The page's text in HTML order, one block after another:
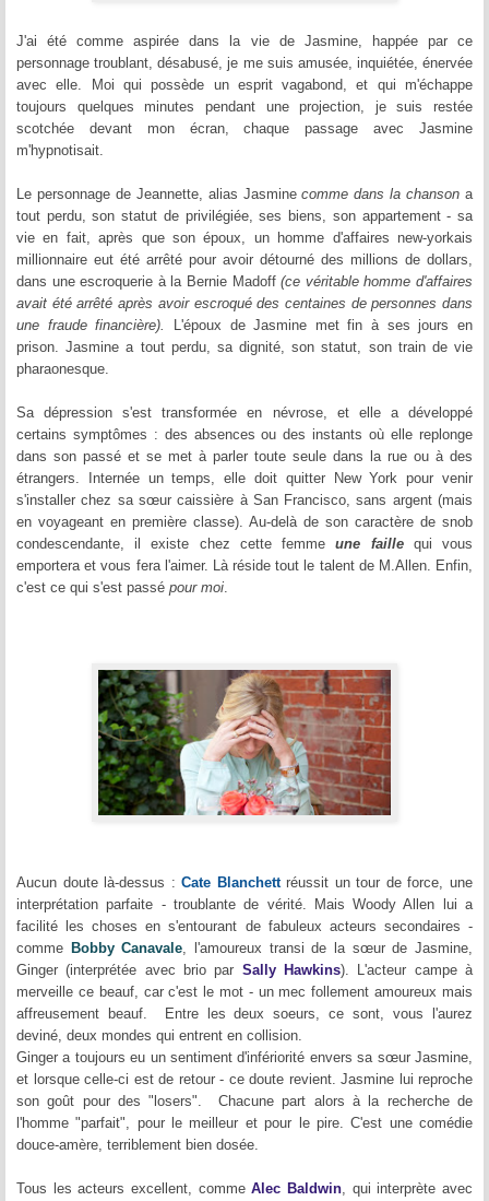
J'ai été comme aspirée dans la vie de Jasmine, happée par ce
personnage troublant, désabusé, je me suis amusée, inquiétée, énervée
avec elle. Moi qui possède un esprit vagabond, et qui m'échappe
toujours quelques minutes pendant une projection, je suis restée
scotchée devant mon écran, chaque passage avec Jasmine
m'hypnotisait.
Le personnage de Jeannette, alias Jasminecomme dans la chanson a
tout perdu, son statut de privilégiée, ses biens, son appartement - sa
vie en fait, après que son époux, un homme d'affaires new-yorkais
millionnaire eut été arrêté pour avoir détourné des millions de dollars,
dans une escroquerie à la Bernie Madoff(ce véritable homme d'affaires
avait été arrêté après avoir escroqué des centaines de personnes dans
une fraude financière).
L'époux de Jasmine met fin à ses jours en
prison. Jasmine a tout perdu, sa dignité, son statut, son train de vie
pharaonesque.
Sa dépression s'est transformée en névrose, et elle a développé
certains symptômes : des absences ou des instants où elle replonge
dans son passé et se met à parler toute seule dans la rue ou à des
étrangers. Internée un temps, elle doit quitter New York pour venir
s'installer chez sa sœur caissière à San Francisco, sans argent (mais
en voyageant en première classe). Au-delà de son caractère de snob
condescendante, il existe chez cette femmeune faille qui vous
emportera et vous fera l'aimer. Là réside tout le talent de M.Allen. Enfin,
c'est ce qui s'est passé pour moi
Aucun doute là-dessus :Cate Blanchettréussit un tour de force, une
interprétation parfaite - troublante de vérité. Mais Woody Allen lui a
facilité les choses en s'entourant de fabuleux acteurs secondaires -
comme Bobby Canavale, l'amoureux transi de la sœur de Jasmine,
Ginger (interprétée avec brio par Sally Hawkins). L'acteur campe à
merveille ce beauf, car c'est le mot - un mec follement amoureux mais
affreusement beauf. Entre les deux soeurs, ce sont, vous l'aurez
deviné, deux mondes qui entrent en collision.
Ginger a toujours eu un sentiment d'infériorité envers sa sœur Jasmine,
et lorsque celle-ci est de retour - ce doute revient. Jasmine lui reproche
son goût pour des "losers". Chacune part alors à la recherche de
l'homme "parfait", pour le meilleur et pour le pire. C'est une comédie
douce-amère, terriblement bien dosée.
Tous les acteurs excellent, commeAlec Baldwin, qui interprète avec